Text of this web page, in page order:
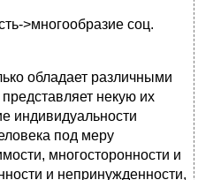
>многообразие соц.
обладает различными
некую их
индивидуальности
под меру
многосторонности и
и непринужденности,